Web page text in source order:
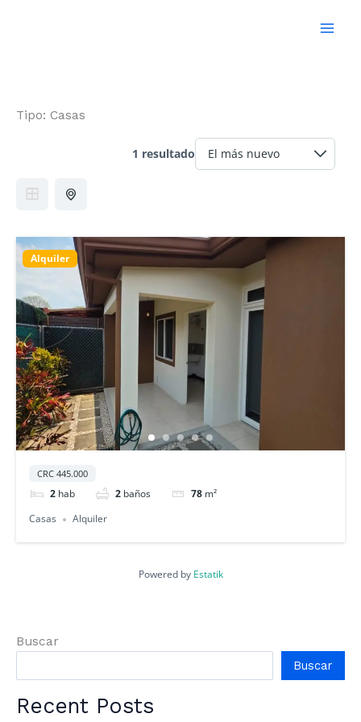
Tipo: Casas
1 resultado
Alquiler
CRC 445.000
2 hab 2 baños 78 m²
Casas Alquiler
Powered by Estatik
Buscar
Buscar
Recent Posts